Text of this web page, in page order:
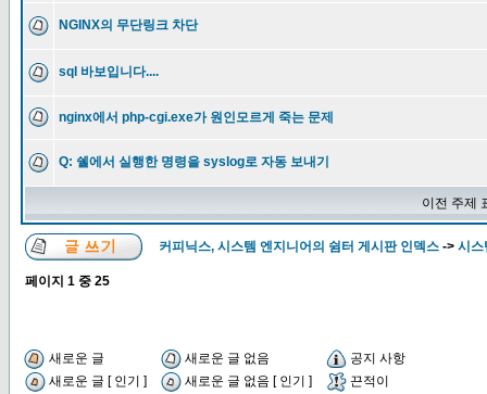
NGINX의 무단링크 차단
sql 바보입니다....
nginx에서 php-cgi.exe가 원인모르게 죽는 문제
Q: 쉘에서 실행한 명령을 syslog로 자동 보내기
이전 주제
커피닉스, 시스템 엔지니어의 쉼터 게시판 인덱스 -> 시스
페이지 1 중 25
새로운 글 새로운 글 없음
공지 사항
새로운 글 [ 인기 ]
새로운 글 없음 [ 인기 ]
끈적이